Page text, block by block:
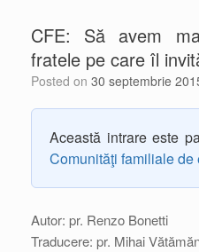
CFE: Să avem
fratele pe care îl
Posted on 30 septembrie
Această intrare este
Comunităţi familiale
Autor: pr. Renzo Bonetti
Traducere: pr. Mihai